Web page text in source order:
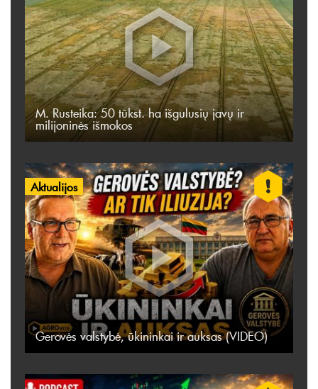
M. Rusteika: 50 tūkst. ha išgulusių javų ir
milijoninės išmokos
Aktualijos
Gerovės valstybė, ūkininkai ir auksas (VIDEO)